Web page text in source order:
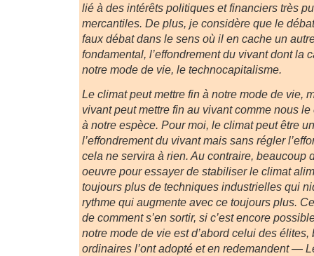
lié à des intérêts politiques et financiers très
mercantiles. De plus, je considère que le
faux débat dans le sens où il en cache un
fondamental, l’effondrement du vivant dont la
notre mode de vie, le technocapitalisme.
Le climat peut mettre fin à notre mode de vie,
vivant peut mettre fin au vivant comme nous
à notre espèce. Pour moi, le climat peut être
l’effondrement du vivant mais sans régler
cela ne servira à rien. Au contraire, beaucoup
oeuvre pour essayer de stabiliser le climat
toujours plus de techniques industrielles qui
rythme qui augmente avec ce toujours plus.
de comment s’en sortir, si c’est encore
notre mode de vie est d’abord celui des
ordinaires l’ont adopté et en redemandent —